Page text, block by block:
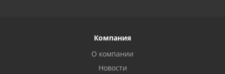
Компания
О компании
Новости